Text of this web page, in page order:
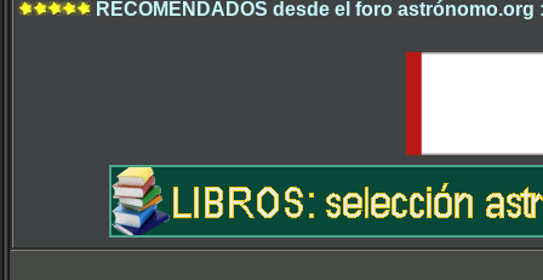
RECOMENDADOS desde el foro astrónomo.org